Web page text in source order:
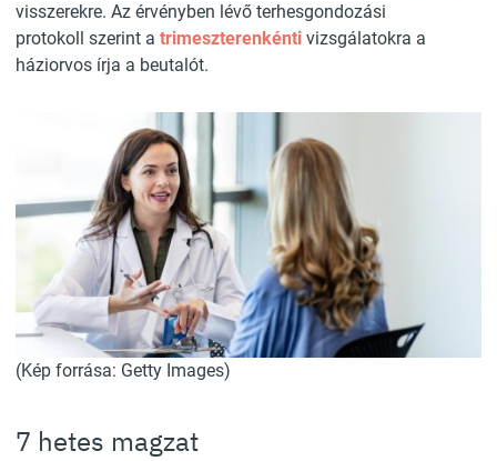
visszerekre. Az érvényben lévő terhesgondozási
protokoll szerint a trimeszterenkénti vizsgálatokra a
háziorvos írja a beutalót.
(Kép forrása: Getty Images)
7 hetes magzat